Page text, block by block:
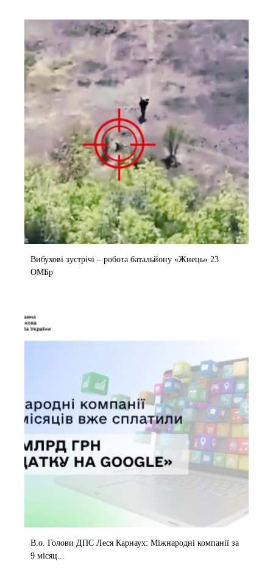
Вибухові зустрічі – робота батальйону «Жнець» 23
ОМБр
В.о. Голови ДПС Леся Карнаух: Міжнародні компанії за
9 місяц...